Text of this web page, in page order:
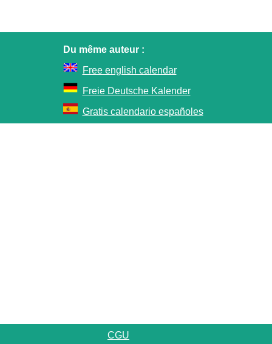
Du même auteur :
Free english calendar
Freie Deutsche Kalender
Gratis calendario españoles
CGU